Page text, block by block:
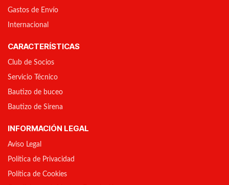
Gastos de Envío
Internacional
CARACTERÍSTICAS
Club de Socios
Servicio Técnico
Bautizo de buceo
Bautizo de Sirena
INFORMACIÓN LEGAL
Aviso Legal
Política de Privacidad
Política de Cookies